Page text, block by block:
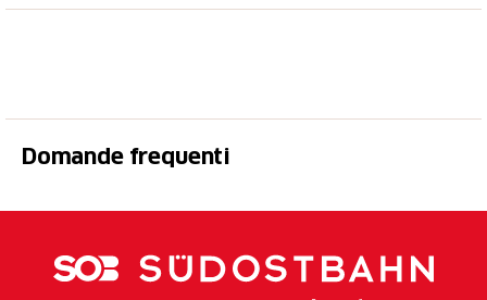
Domande frequenti